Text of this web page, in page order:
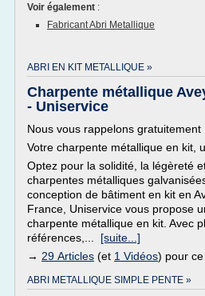
Voir également :
Fabricant Abri Metallique
ABRI EN KIT METALLIQUE »
Charpente métallique
- Uniservice
Nous vous rappelons gratuitement
Votre charpente métallique en kit,
Optez pour la solidité, la légèreté
charpentes métalliques
conception de bâtiment en kit en
France, Uniservice vous propose
charpente métallique en kit. Avec
références,... [suite...]
→ 29 Articles (et 1 Vidéos) pour
ABRI METALLIQUE SIMPLE PENTE »